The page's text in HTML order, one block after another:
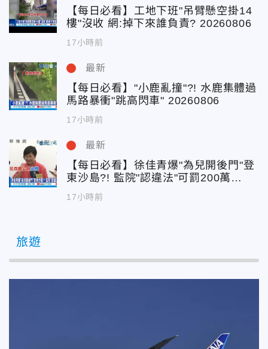
【每日必看】工地下班"吊臂懸空掛14
樓"沒收 網:掉下來誰負責? 20260806
17小時前
最新
【每日必看】"小鹿亂撞"?! 水鹿集體過
馬路暴衝"跳高閃車" 20260806
17小時前
最新
【每日必看】徐佳青爆"為兒開後門"登
東沙島?! 監院"認違法"可罰200萬
20260806
17小時前
旅遊